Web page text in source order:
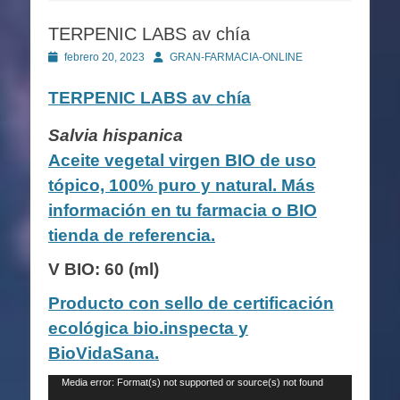
TERPENIC LABS av chía
Publicado
febrero 20, 2023 AutorGRAN-FARMACIA-ONLINE
TERPENIC LABS av chía
Salvia hispanica
Aceite vegetal virgen BIO de uso
tópico, 100% puro y natural. Más
información en tu farmacia o BIO
tienda de referencia.
V BIO: 60 (ml)
Producto con sello de certificación
ecológica bio.inspecta y
BioVidaSana.
Reproductor
Media error: Format(s) not supported or source(s) not found